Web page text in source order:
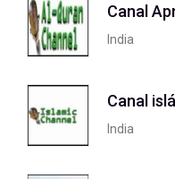
Canal
India
Canal
India